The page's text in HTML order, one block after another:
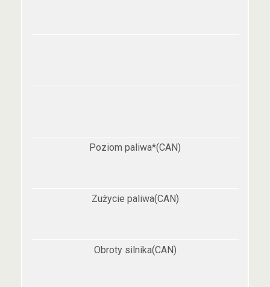
Poziom paliwa*(CAN)
Zużycie paliwa(CAN)
Obroty silnika(CAN)